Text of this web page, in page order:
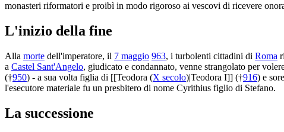
monasteri riformatori e proibì in modo rigoroso ai vescovi di ricevere
L'inizio della fine
Alla morte dell'imperatore, il 7 maggio 963, i turbolenti cittadini di Roma
a Castel Sant'Angelo, giudicato e condannato, venne strangolato per
(†950) - a sua volta figlia di [[Teodora (X secolo)|Teodora I]] (†916) e
l'esecutore materiale fu un presbitero di nome Cyrithius figlio di Stefano.
La successione